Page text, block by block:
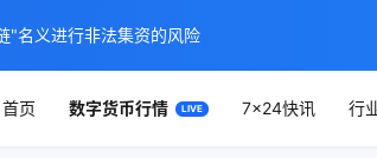
首页 数字货币行情 7×24快讯 行
"名义进行非法集资的风险